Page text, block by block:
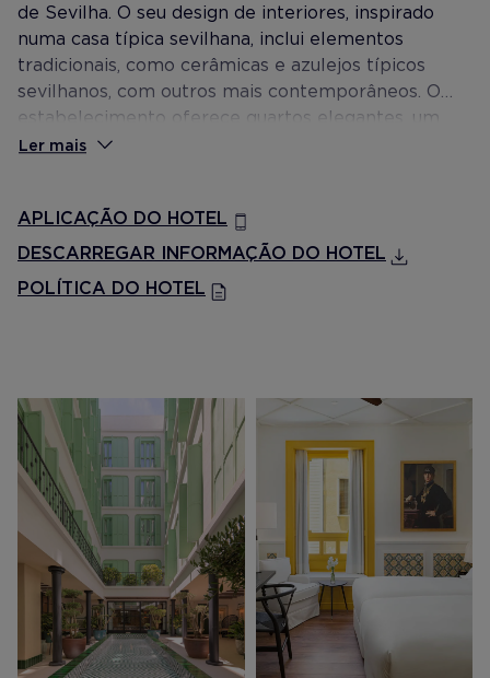
de Sevilha. O seu design de interiores, inspirado
numa casa típica sevilhana, inclui elementos
tradicionais, como cerâmicas e azulejos típicos
sevilhanos, com outros mais contemporâneos. O
estabelecimento oferece quartos elegantes, um
terraço impressionante com plunge pool e vistas
andaluz exclusivo, um bar no lobby e diferentes
espaços para reuniões e eventos.
Ler mais
APLICAÇÃO DO HOTEL
DESCARREGAR INFORMAÇÃO DO HOTEL
POLÍTICA DO HOTEL